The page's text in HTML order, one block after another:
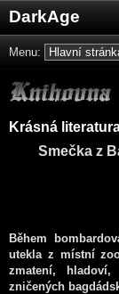
DarkAge
Menu:
Krásná
Smečka z
Během
utekla z místní
zmatení,
zničených